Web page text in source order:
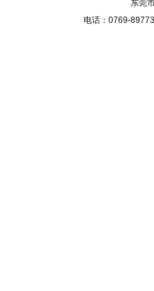
东莞
电话：0769-